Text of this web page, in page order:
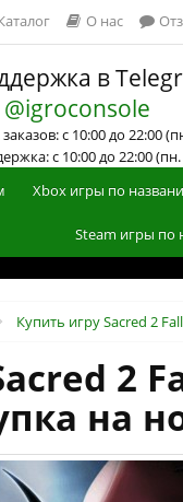
О нас
в
@igroconsole
с 10:00 до 22:00
с 10:00 до 22:00 (пн.
Xbox игры по
Steam игры по
Купить игру Sacred 2
2
на